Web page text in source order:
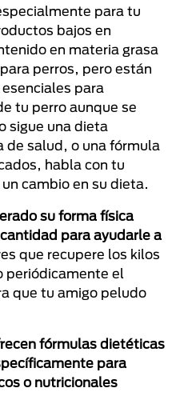
para tu
bajos en
en materia grasa
perros, pero están
para
tu perro aunque se
sigue una dieta
de salud, o una fórmula
habla con tu
cambio en su dieta.
su forma física
para ayudarle a
que recupere los kilos
periódicamente el
que tu amigo peludo
fórmulas dietéticas
para
o nutricionales